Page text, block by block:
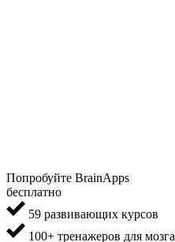
Попробуйте BrainApps
бесплатно
59 развивающих курсов
100+ тренажеров для мозга